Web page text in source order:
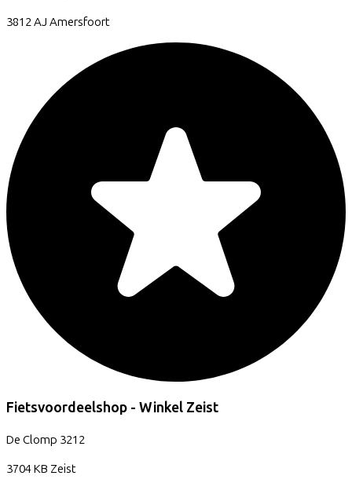
3812 AJ Amersfoort
Fietsvoordeelshop - Winkel Zeist
De Clomp 3212
3704 KB Zeist